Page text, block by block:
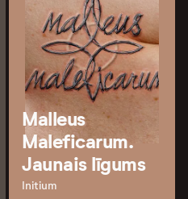
Malleus
Maleficarum.
Jaunais līgums
Initium